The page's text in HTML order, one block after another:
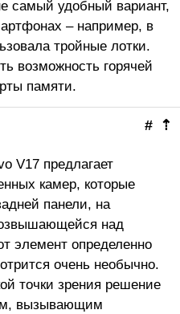
самый удобный вариант,
– например, в
тройные лотки.
возможность горячей
памяти.
⇡
#
V17 предлагает
камер, которые
панели, на
над
элемент определенно
очень необычно.
точки зрения решение
вызывающим